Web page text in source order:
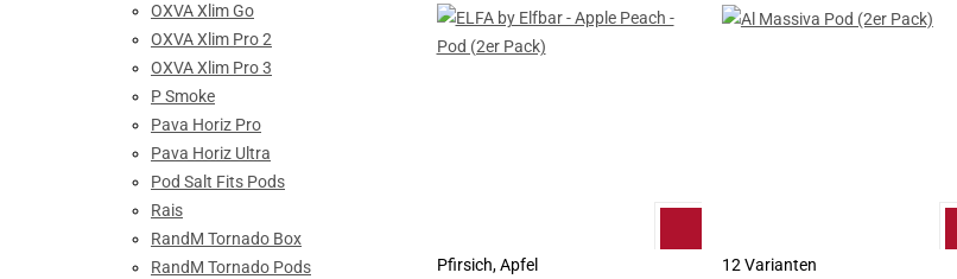
Pfirsich, Apfel
12 Varianten
OXVA Xlim Go
OXVA Xlim Pro 2
OXVA Xlim Pro 3
P Smoke
Pava Horiz Pro
Pava Horiz Ultra
Pod Salt Fits Pods
Rais
RandM Tornado Box
RandM Tornado Pods